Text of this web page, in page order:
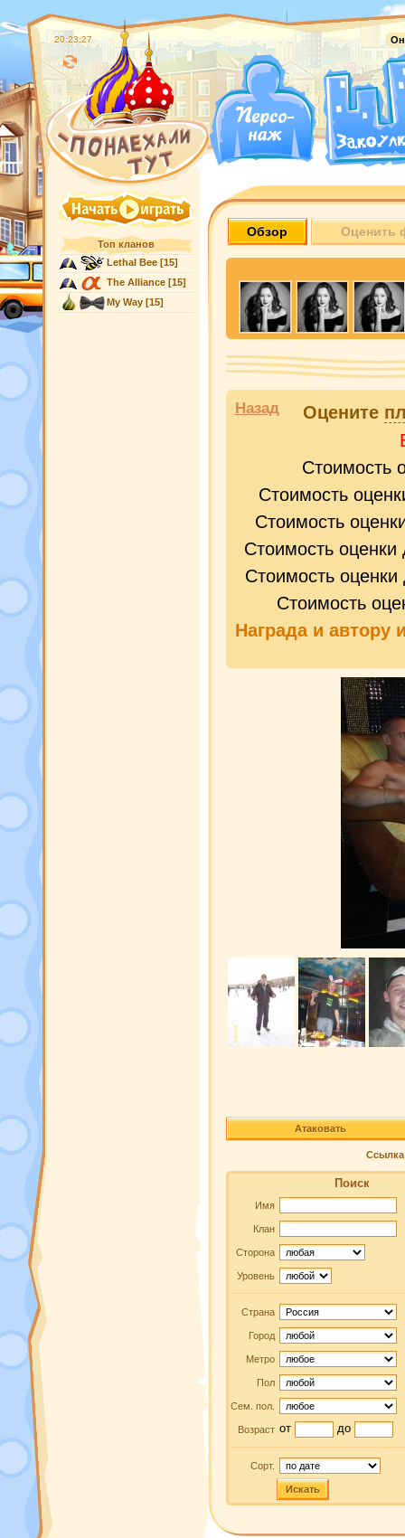
20:23:28
Топ кланов
Lethal Bee[15]
The Alliance[15]
My Way[15]
Обзор Оценить
Назад Оцените
Стоимость
Стоимость
Стоимость
Стоимость
Стоимость
Стоимость
Награда и автору
Атаковать
Ссылка
Поиск
Имя
Клан
Сторона
Уровень
Страна
Город
Метро
Пол
Сем. пол.
Возраст от до
Сорт.
Искать